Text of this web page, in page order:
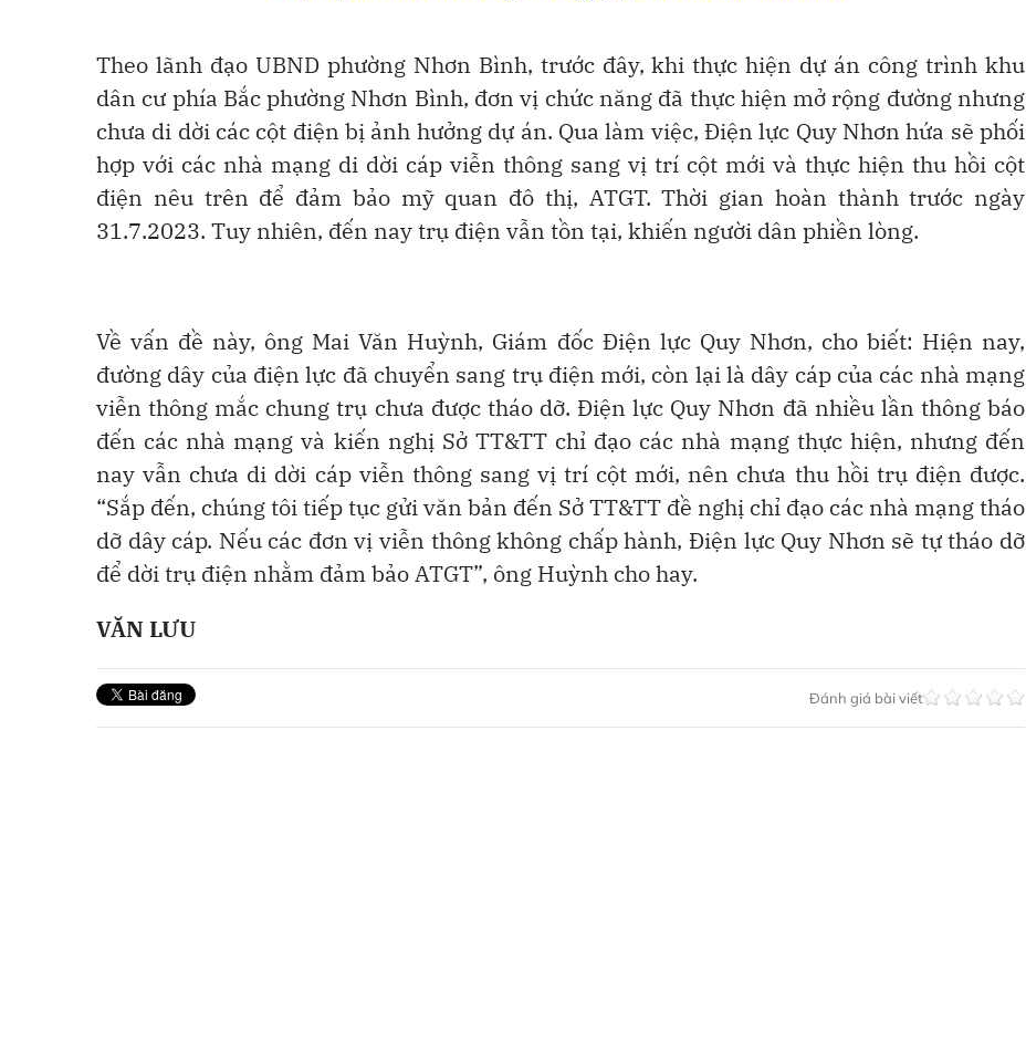
Theo lãnh đạo UBND phường Nhơn Bình, trước đây, khi thực hiện dự án công trình khu
dân cư phía Bắc phường Nhơn Bình, đơn vị chức năng đã thực hiện mở rộng đường nhưng
chưa di dời các cột điện bị ảnh hưởng dự án. Qua làm việc, Điện lực Quy Nhơn hứa sẽ phối
hợp với các nhà mạng di dời cáp viễn thông sang vị trí cột mới và thực hiện thu hồi cột
điện nêu trên để đảm bảo mỹ quan đô thị, ATGT. Thời gian hoàn thành trước ngày
31.7.2023. Tuy nhiên, đến nay trụ điện vẫn tồn tại, khiến người dân phiền lòng.
Về vấn đề này, ông Mai Văn Huỳnh, Giám đốc Điện lực Quy Nhơn, cho biết: Hiện nay,
đường dây của điện lực đã chuyển sang trụ điện mới, còn lại là dây cáp của các nhà mạng
viễn thông mắc chung trụ chưa được tháo dỡ. Điện lực Quy Nhơn đã nhiều lần thông báo
đến các nhà mạng và kiến nghị Sở TT&TT chỉ đạo các nhà mạng thực hiện, nhưng đến
nay vẫn chưa di dời cáp viễn thông sang vị trí cột mới, nên chưa thu hồi trụ điện được.
“Sắp đến, chúng tôi tiếp tục gửi văn bản đến Sở TT&TT đề nghị chỉ đạo các nhà mạng tháo
dỡ dây cáp. Nếu các đơn vị viễn thông không chấp hành, Điện lực Quy Nhơn sẽ tự tháo dỡ
để dời trụ điện nhằm đảm bảo ATGT”, ông Huỳnh cho hay.
VĂN LƯU
Đánh giá bài viết